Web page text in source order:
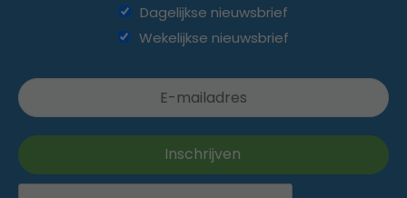
Dagelijkse nieuwsbrief
Wekelijkse nieuwsbrief